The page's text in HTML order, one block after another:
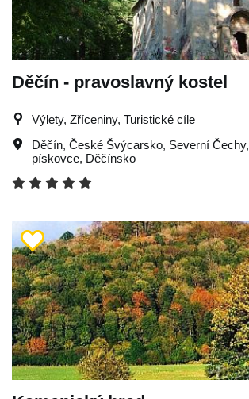
Děčín - pravoslavný kostel
Výlety, Zříceniny, Turistické cíle
Děčín, České Švýcarsko, Severní Čechy,
pískovce, Děčínsko